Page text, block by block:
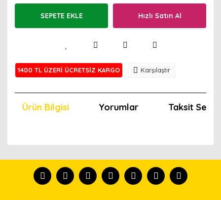
SEPETE EKLE Hızlı Satın Al
1400 TL ÜZERİ ÜCRETSİZ KARGO Karşılaştır
Ürün Bilgisi Yorumlar Taksit
tanısın.
formunu kullanarak tarafımıza iletebilirsiniz.
Görüş ve önerileriniz için teşekkür ederiz.